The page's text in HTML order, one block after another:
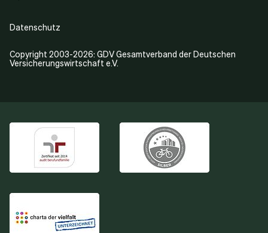
Copyright 2003-2026: GDV Gesamtverband der Deutschen
Versicherungswirtschaft e.V.
Datenschutz